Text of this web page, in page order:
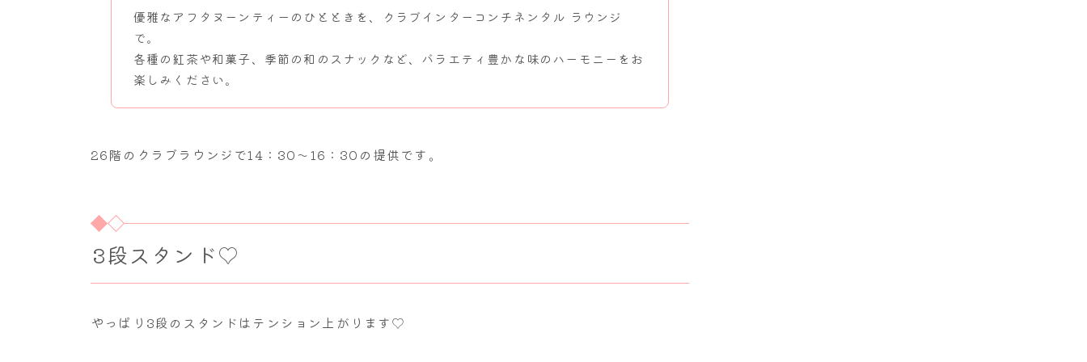
優雅なアフタヌーンティーのひとときを、クラブインターコンチネンタル ラウンジ
で。
各種の紅茶や和菓子、季節の和のスナックなど、バラエティ豊かな味のハーモニーをお
楽しみください。
26階のクラブラウンジで14：30～16：30の提供です。
3段スタンド♡
やっぱり3段のスタンドはテンション上がります♡